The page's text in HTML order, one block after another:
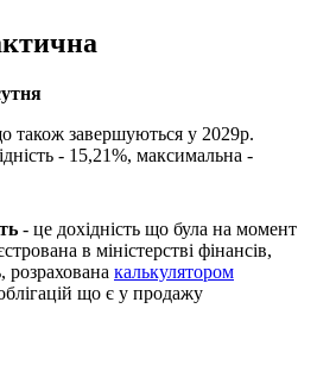
також завершуються у 2029р.
- 15,21%, максимальна -
- це дохідність що була на момент
в міністерстві фінансів,
розрахована калькулятором
що є у продажу